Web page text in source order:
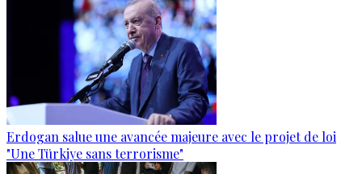
Erdogan salue une avancée majeure avec le projet de loi
"Une Türkiye sans terrorisme"